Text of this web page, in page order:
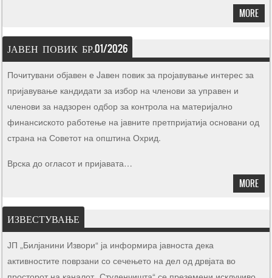
MORE
ЈАВЕН ПОВИК БР.01/2026
Почитувани објавен е Jавен повик за пројавување интерес за
пријавување кандидати за избор на членови за управен и
членови за надзорен одбор за контрола на материјално
финансиското работење на јавните претпријатија основани од
страна на Советот на општина Охрид.
Врска до огласот и пријавата…
MORE
ИЗВЕСТУВАЊЕ
ЈП „Билјанини Извори“ ја информира јавноста дека
активностите поврзани со сечењето на дел од дрвјата во